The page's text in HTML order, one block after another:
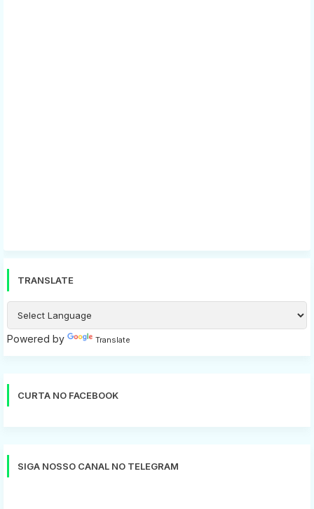
TRANSLATE
Powered by Translate
CURTA NO FACEBOOK
SIGA NOSSO CANAL NO TELEGRAM